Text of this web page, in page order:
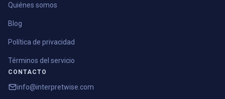
Quiénes somos
Blog
Política de privacidad
Términos del servicio
CONTACTO
info@interpretwise.com